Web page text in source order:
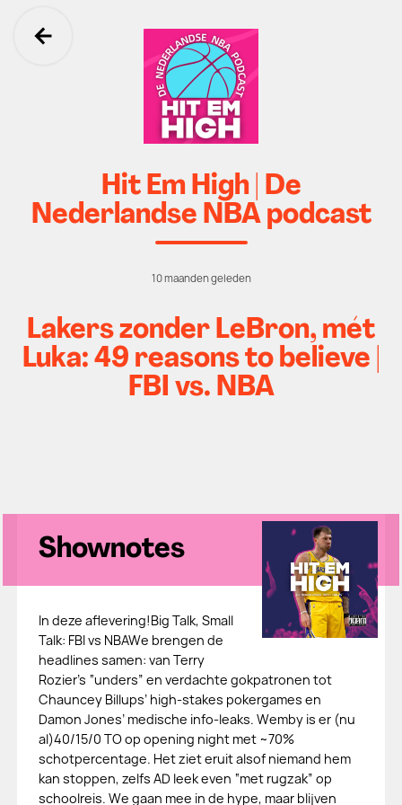
Ga terug
Hit Em High | De
Nederlandse NBA podcast
10 maanden geleden
Lakers zonder LeBron, mét
Luka: 49 reasons to believe |
FBI vs. NBA
Shownotes
In deze aflevering!Big Talk, Small
Talk: FBI vs NBAWe brengen de
headlines samen: van Terry
Rozier’s “unders” en verdachte gokpatronen tot
Chauncey Billups’ high-stakes pokergames en
Damon Jones’ medische info-leaks. Wemby is er (nu
al)40/15/0 TO op opening night met ~70%
schotpercentage. Het ziet eruit alsof niemand hem
kan stoppen, zelfs AD leek even “met rugzak” op
schoolreis. We gaan mee in de hype, maar blijven